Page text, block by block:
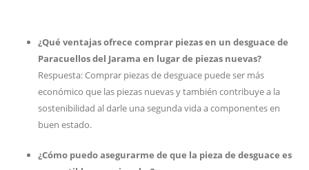
¿Qué ventajas ofrece comprar piezas en un desguace de
Paracuellos del Jarama en lugar de piezas nuevas?
Respuesta: Comprar piezas de desguace puede ser más
económico que las piezas nuevas y también contribuye a la
sostenibilidad al darle una segunda vida a componentes en
buen estado.
¿Cómo puedo asegurarme de que la pieza de desguace es